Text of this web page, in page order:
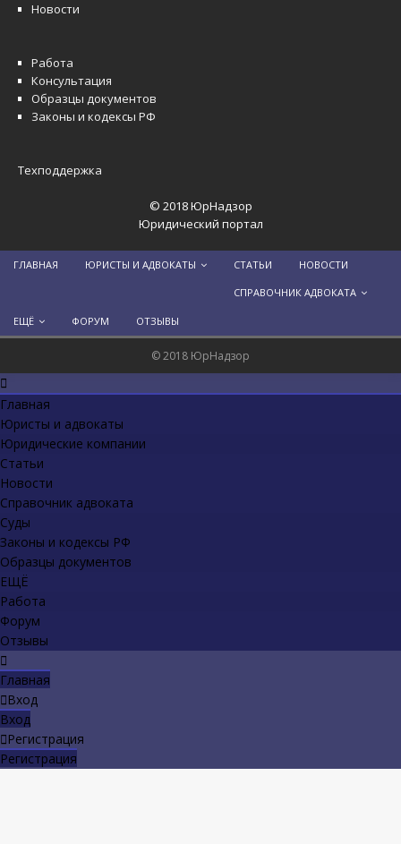
Новости
Работа
Консультация
Образцы документов
Законы и кодексы РФ
Техподдержка
© 2018 ЮрНадзор
Юридический портал
ГЛАВНАЯ ЮРИСТЫ И АДВОКАТЫ СТАТЬИ НОВОСТИ
СПРАВОЧНИК АДВОКАТА
ЕЩЁ ФОРУМ ОТЗЫВЫ
© 2018 ЮрНадзор
Главная
Юристы и адвокаты
Юридические компании
Статьи
Новости
Справочник адвоката
Суды
Законы и кодексы РФ
Образцы документов
ЕЩЁ
Работа
Форум
Отзывы
Главная
Вход
Вход
Регистрация
Регистрация